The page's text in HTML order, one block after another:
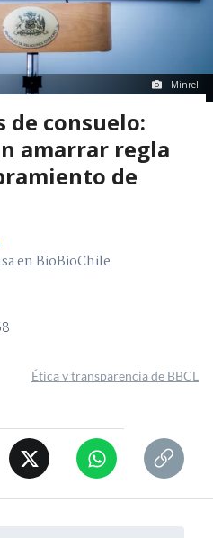
Minrel
de consuelo:
amarrar regla
de
en BioBioChile
Ética y transparencia de BBCL